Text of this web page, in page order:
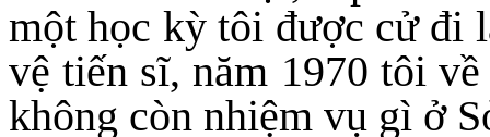
một học kỳ tôi được cử đi
vệ tiến sĩ, năm 1970 tôi
không còn nhiệm vụ gì ở